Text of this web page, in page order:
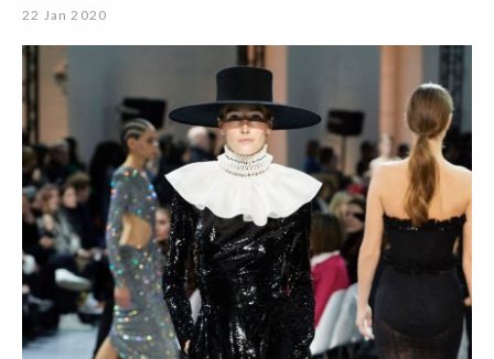
22 Jan 2020